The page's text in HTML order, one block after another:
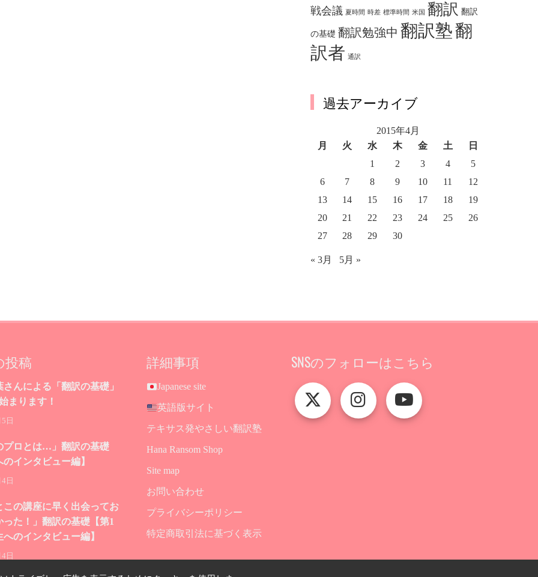
戦会議 夏時間 時差 標準時間 米国 翻訳 翻訳
の基礎 翻訳勉強中 翻訳塾翻
訳者 通訳
過去アーカイブ
2015年4月
月
火 水 木 金 土
日
1
2 3 4
5
6
7 8 9 10 11
12
13
14 15 16 17 18
19
20
21 22 23 24 25
26
27
28 29 30
« 3月 5月 »
投稿
んによる「翻訳の基礎」
まります！
日
プロとは…」翻訳の基礎
のインタビュー編】
日
この講座に早く出会ってお
った！」翻訳の基礎【第1
のインタビュー編】
日
詳細事項
Japanese site
英語版サイト
テキサス発やさしい翻訳塾
Hana Ransom Shop
Site map
お問い合わせ
プライバシーポリシー
特定商取引法に基づく表示
SNSのフォローはこちら